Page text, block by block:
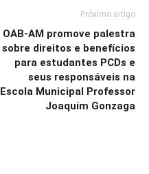
Próximo artigo
OAB-AM promove palestra
sobre direitos e benefícios
para estudantes PCDs e
seus responsáveis na
Escola Municipal Professor
Joaquim Gonzaga